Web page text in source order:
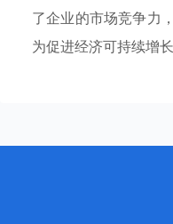
了企业的市场竞争力
为促进经济可持续增